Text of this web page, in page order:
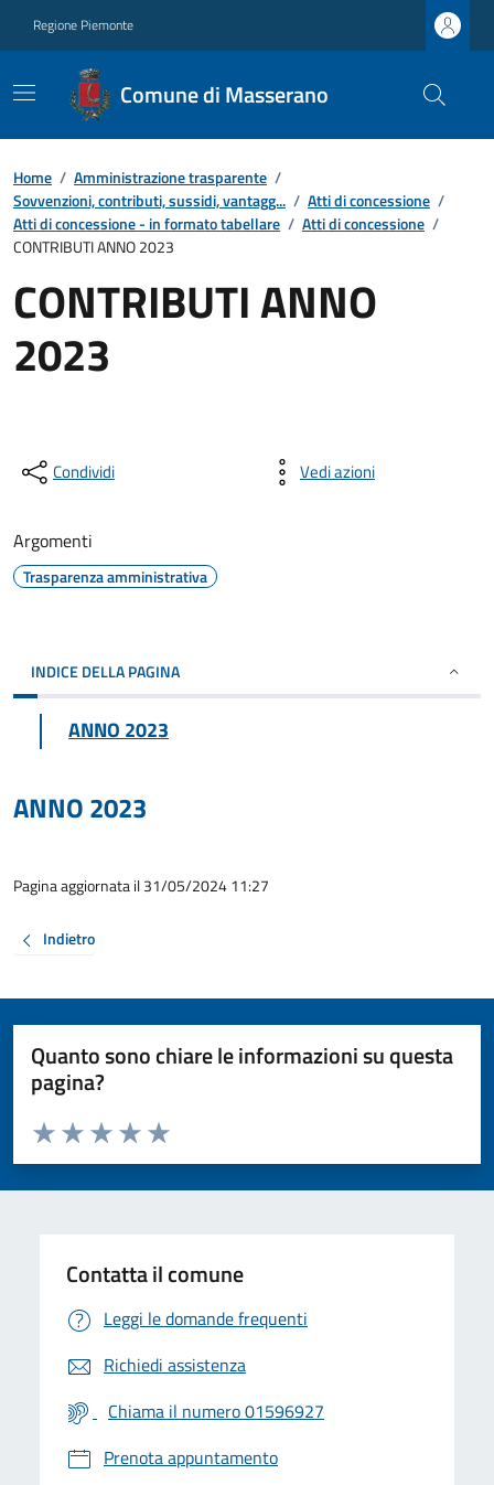
Regione Piemonte
Comune di Masserano
Home / Amministrazione trasparente /
Sovvenzioni, contributi, sussidi, vantagg... / Atti di concessione /
Atti di concessione - in formato tabellare / Atti di concessione /
CONTRIBUTI ANNO 2023
CONTRIBUTI ANNO
2023
Condividi Vedi azioni
Argomenti
Trasparenza amministrativa
INDICE DELLA PAGINA
ANNO 2023
ANNO 2023
Pagina aggiornata il 31/05/2024 11:27
Indietro
Quanto sono chiare le informazioni su questa
pagina?
Valuta da 1 a 5 stelle la pagina
Valuta 5 stelle su 5
Valuta 4 stelle su 5
Valuta 3 stelle su 5
Valuta 2 stelle su 5
Valuta 1 stelle su 5
Contatta il comune
Leggi le domande frequenti
Richiedi assistenza
Chiama il numero 01596927
Prenota appuntamento